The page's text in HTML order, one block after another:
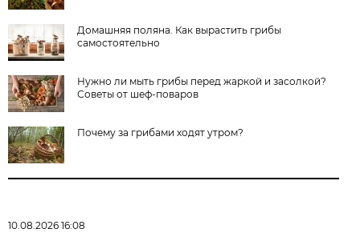
Домашняя поляна. Как вырастить грибы
самостоятельно
Нужно ли мыть грибы перед жаркой и засолкой?
Советы от шеф-поваров
Почему за грибами ходят утром?
10.08.2026 16:08